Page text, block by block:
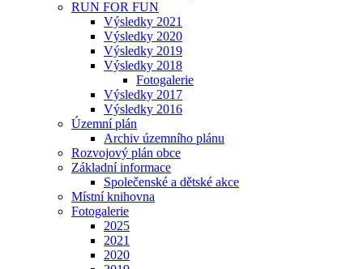
RUN FOR FUN
Výsledky 2021
Výsledky 2020
Výsledky 2019
Výsledky 2018
Fotogalerie
Výsledky 2017
Výsledky 2016
Územní plán
Archiv územního plánu
Rozvojový plán obce
Základní informace
Společenské a dětské akce
Místní knihovna
Fotogalerie
2025
2021
2020